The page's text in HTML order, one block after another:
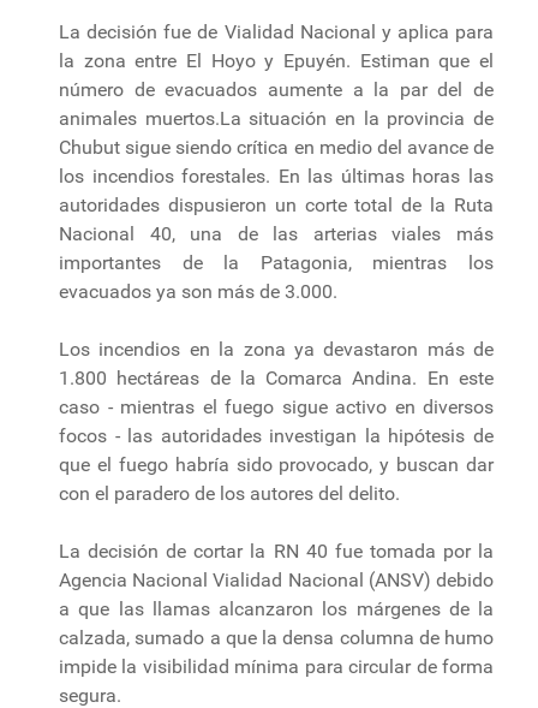
La decisión fue de Vialidad Nacional y aplica para
la zona entre El Hoyo y Epuyén. Estiman que el
número de evacuados aumente a la par del de
animales muertos.La situación en la provincia de
Chubut sigue siendo crítica en medio del avance de
los incendios forestales. En las últimas horas las
autoridades dispusieron un corte total de la Ruta
Nacional 40, una de las arterias viales más
importantes de la Patagonia, mientras los
evacuados ya son más de 3.000.
Los incendios en la zona ya devastaron más de
1.800 hectáreas de la Comarca Andina. En este
caso - mientras el fuego sigue activo en diversos
focos - las autoridades investigan la hipótesis de
que el fuego habría sido provocado, y buscan dar
con el paradero de los autores del delito.
La decisión de cortar la RN 40 fue tomada por la
Agencia Nacional Vialidad Nacional (ANSV) debido
a que las llamas alcanzaron los márgenes de la
calzada, sumado a que la densa columna de humo
impide la visibilidad mínima para circular de forma
segura.